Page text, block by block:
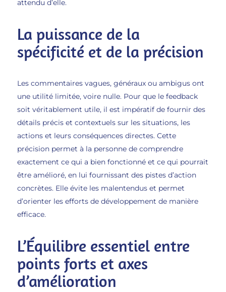
attendu d’elle.
La puissance de la
spécificité et de la précision
Les commentaires vagues, généraux ou ambigus ont
une utilité limitée, voire nulle. Pour que le feedback
soit véritablement utile, il est impératif de fournir des
détails précis et contextuels sur les situations, les
actions et leurs conséquences directes. Cette
précision permet à la personne de comprendre
exactement ce qui a bien fonctionné et ce qui pourrait
être amélioré, en lui fournissant des pistes d’action
concrètes. Elle évite les malentendus et permet
d’orienter les efforts de développement de manière
efficace.
L’Équilibre essentiel entre
points forts et axes
d’amélioration